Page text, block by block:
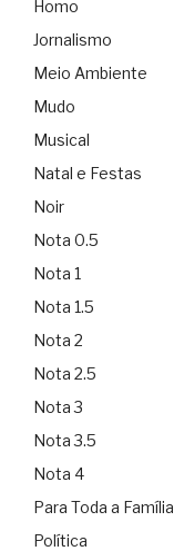
Homo
Jornalismo
Meio Ambiente
Mudo
Musical
Natal e Festas
Noir
Nota 0.5
Nota 1
Nota 1.5
Nota 2
Nota 2.5
Nota 3
Nota 3.5
Nota 4
Para Toda a Família
Política